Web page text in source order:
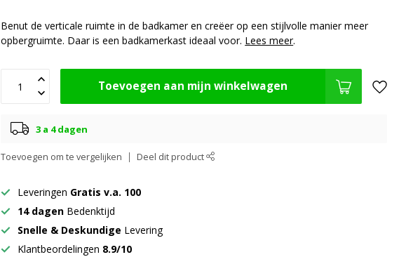
Benut de verticale ruimte in de badkamer en creëer op een stijlvolle manier meer
opbergruimte. Daar is een badkamerkast ideaal voor. Lees meer.
Toevoegen aan mijn winkelwagen
3 a 4 dagen
Toevoegen om te vergelijken Deel dit product
Leveringen Gratis v.a. 100
14 dagen Bedenktijd
Snelle & Deskundige Levering
Klantbeordelingen 8.9/10